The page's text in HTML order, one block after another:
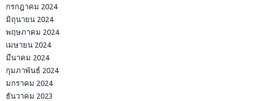
กรกฎาคม 2024
มิถุนายน 2024
พฤษภาคม 2024
เมษายน 2024
มีนาคม 2024
กุมภาพันธ์ 2024
มกราคม 2024
ธันวาคม 2023